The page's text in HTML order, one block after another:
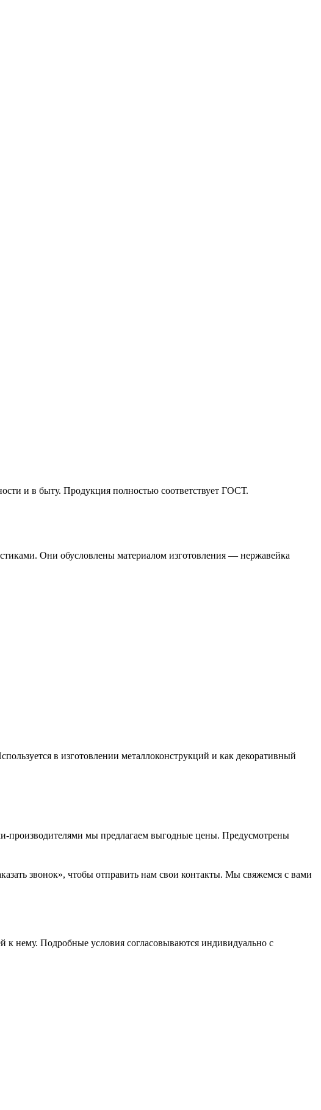
и в быту. Продукция полностью соответствует ГОСТ.
Они обусловлены материалом изготовления — нержавейка
в изготовлении металлоконструкций и как декоративный
производителями мы предлагаем выгодные цены. Предусмотрены
звонок», чтобы отправить нам свои контакты. Мы свяжемся с вами
нему. Подробные условия согласовываются индивидуально с